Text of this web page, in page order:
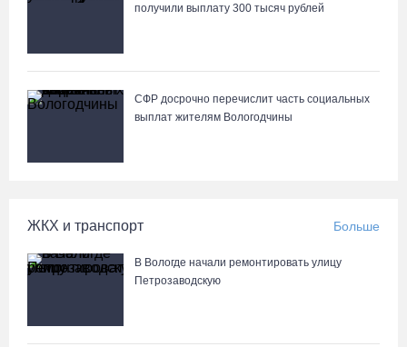
Лазерную проекцию на пешеходных переходах сделают в
получили выплату 300 тысяч рублей
СФР досрочно перечислит часть социальных
выплат жителям Вологодчины
ЖКХ и транспорт Больше
В Вологде начали ремонтировать улицу
Петрозаводскую